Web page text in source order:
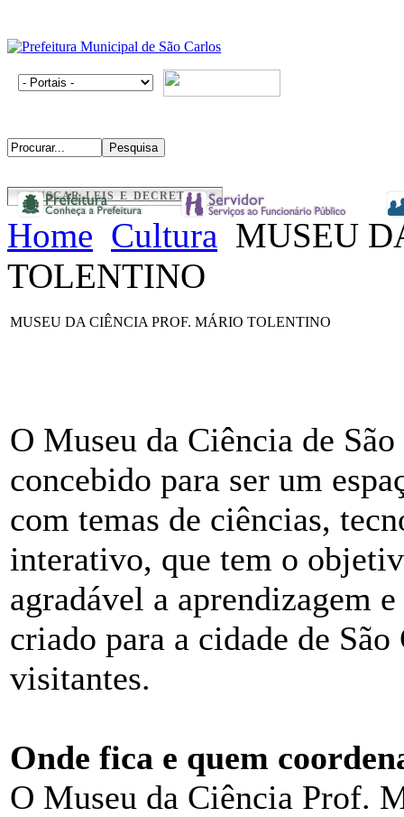
BUSCAR LEIS E DECRETOS
Home Cultura MUSEU
TOLENTINO
MUSEU DA CIÊNCIA PROF. MÁRIO TOLENTINO
O Museu da Ciência de
concebido para ser um
com temas de ciências,
interativo, que tem o
agradável a aprendizagem
criado para a cidade de
visitantes.
Onde fica e quem
O Museu da Ciência Prof.